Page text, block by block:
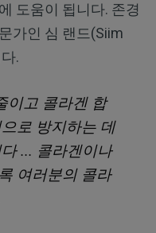
도움이 됩니다. 존경
가인 심 랜드(Siim
.
이고 콜라겐 합
로 방지하는 데
... 콜라겐이나
여러분의 콜라